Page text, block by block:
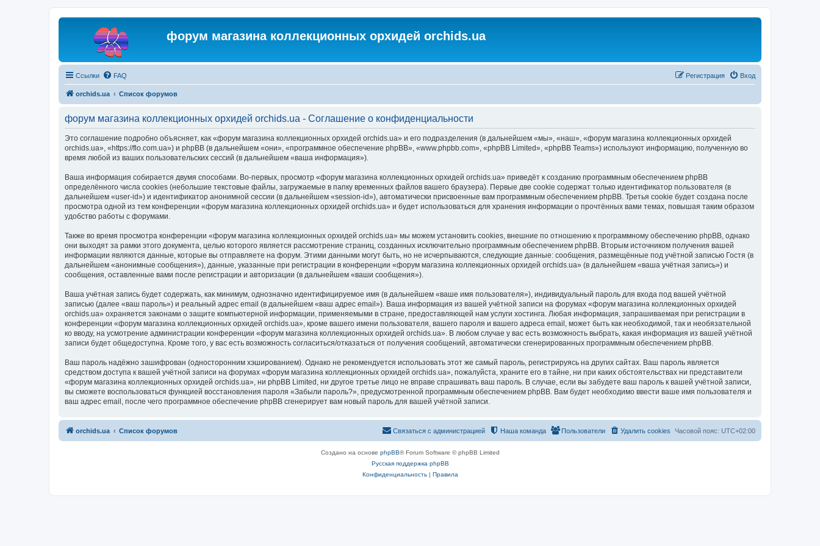
форум магазина коллекционных орхидей orchids.ua
Ссылки FAQ Вход
Регистрация
orchids.ua Список форумов
форум магазина коллекционных орхидей orchids.ua - Соглашение о конфиденциальности
Это соглашение подробно объясняет, как «форум магазина коллекционных орхидей orchids.ua» и его подразделения (в дальнейшем «мы», «наш», «форум магазина коллекционных орхидей
orchids.ua», «https://flo.com.ua») и phpBB (в дальнейшем «они», «программное обеспечение phpBB», «www.phpbb.com», «phpBB Limited», «phpBB Teams») используют информацию, полученную во
время любой из ваших пользовательских сессий (в дальнейшем «ваша информация»).
Ваша информация собирается двумя способами. Во-первых, просмотр «форум магазина коллекционных орхидей orchids.ua» приведёт к созданию программным обеспечением phpBB
определённого числа cookies (небольшие текстовые файлы, загружаемые в папку временных файлов вашего браузера). Первые две cookie содержат только идентификатор пользователя (в
дальнейшем «user-id») и идентификатор анонимной сессии (в дальнейшем «session-id»), автоматически присвоенные вам программным обеспечением phpBB. Третья cookie будет создана после
просмотра одной из тем конференции «форум магазина коллекционных орхидей orchids.ua» и будет использоваться для хранения информации о прочтённых вами темах, повышая таким образом
удобство работы с форумами.
Также во время просмотра конференции «форум магазина коллекционных орхидей orchids.ua» мы можем установить cookies, внешние по отношению к программному обеспечению phpBB, однако
они выходят за рамки этого документа, целью которого является рассмотрение страниц, созданных исключительно программным обеспечением phpBB. Вторым источником получения вашей
информации являются данные, которые вы отправляете на форум. Этими данными могут быть, но не исчерпываются, следующие данные: сообщения, размещённые под учётной записью Гостя (в
дальнейшем «анонимные сообщения»), данные, указанные при регистрации в конференции «форум магазина коллекционных орхидей orchids.ua» (в дальнейшем «ваша учётная запись») и
сообщения, оставленные вами после регистрации и авторизации (в дальнейшем «ваши сообщения»).
Ваша учётная запись будет содержать, как минимум, однозначно идентифицируемое имя (в дальнейшем «ваше имя пользователя»), индивидуальный пароль для входа под вашей учётной
записью (далее «ваш пароль») и реальный адрес email (в дальнейшем «ваш адрес email»). Ваша информация из вашей учётной записи на форумах «форум магазина коллекционных орхидей
orchids.ua» охраняется законами о защите компьютерной информации, применяемыми в стране, предоставляющей нам услуги хостинга. Любая информация, запрашиваемая при регистрации в
конференции «форум магазина коллекционных орхидей orchids.ua», кроме вашего имени пользователя, вашего пароля и вашего адреса email, может быть как необходимой, так и необязательной
ко вводу, на усмотрение администрации конференции «форум магазина коллекционных орхидей orchids.ua». В любом случае у вас есть возможность выбрать, какая информация из вашей учётной
записи будет общедоступна. Кроме того, у вас есть возможность согласиться/отказаться от получения сообщений, автоматически сгенерированных программным обеспечением phpBB.
Ваш пароль надёжно зашифрован (односторонним хэшированием). Однако не рекомендуется использовать этот же самый пароль, регистрируясь на других сайтах. Ваш пароль является
средством доступа к вашей учётной записи на форумах «форум магазина коллекционных орхидей orchids.ua», пожалуйста, храните его в тайне, ни при каких обстоятельствах ни представители
«форум магазина коллекционных орхидей orchids.ua», ни phpBB Limited, ни другое третье лицо не вправе спрашивать ваш пароль. В случае, если вы забудете ваш пароль к вашей учётной записи,
вы сможете воспользоваться функцией восстановления пароля «Забыли пароль?», предусмотренной программным обеспечением phpBB. Вам будет необходимо ввести ваше имя пользователя и
ваш адрес email, после чего программное обеспечение phpBB сгенерирует вам новый пароль для вашей учётной записи.
orchids.ua Список форумов Часовой пояс: UTC+02:00
Удалить cookies
Пользователи
Наша команда
Связаться с администрацией
Создано на основе phpBB® Forum Software © phpBB Limited
Русская поддержка phpBB
Конфиденциальность| Правила